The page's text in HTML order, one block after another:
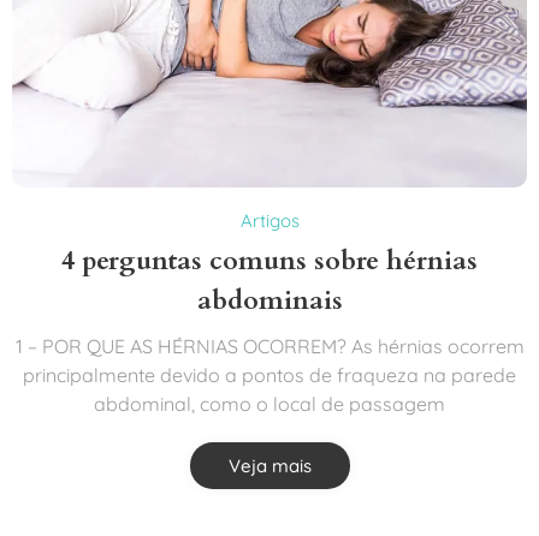
Artigos
4 perguntas comuns sobre hérnias
abdominais
1 – POR QUE AS HÉRNIAS OCORREM? As hérnias ocorrem
principalmente devido a pontos de fraqueza na parede
abdominal, como o local de passagem
Veja mais